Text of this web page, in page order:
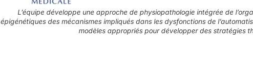
L’équipe développe une approche de physiopathologie intégrée de
épigénétiques des mécanismes impliqués dans les dysfonctions de
modèles appropriés pour développer des stratégies